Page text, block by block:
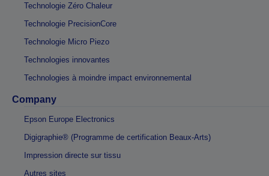
Technologie Zéro Chaleur
Technologie PrecisionCore
Technologie Micro Piezo
Technologies innovantes
Technologies à moindre impact environnemental
Company
Epson Europe Electronics
Digigraphie® (Programme de certification Beaux-Arts)
Impression directe sur tissu
Autres sites